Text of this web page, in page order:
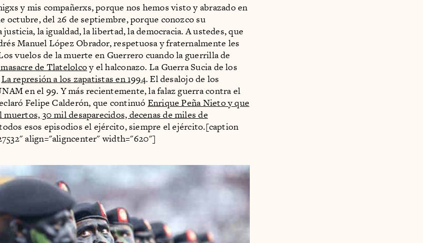
y mis compañerxs, porque nos hemos visto y abrazado en
octubre, del 26 de septiembre, porque conozco su
la igualdad, la libertad, la democracia. A ustedes, que
Manuel López Obrador, respetuosa y fraternalmente les
vuelos de la muerte en Guerrero cuando la guerrilla de
de Tlatelolcoy el halconazo. La Guerra Sucia de los
La represión a los zapatistas en 1994. El desalojo de los
en el 99. Y más recientemente, la falaz guerra contra el
Felipe Calderón, que continuó Enrique Peña Nieto y que
30 mil desaparecidos, decenas de miles de
esos episodios el ejército, siempre el ejército.[caption
align="aligncenter" width="620"]